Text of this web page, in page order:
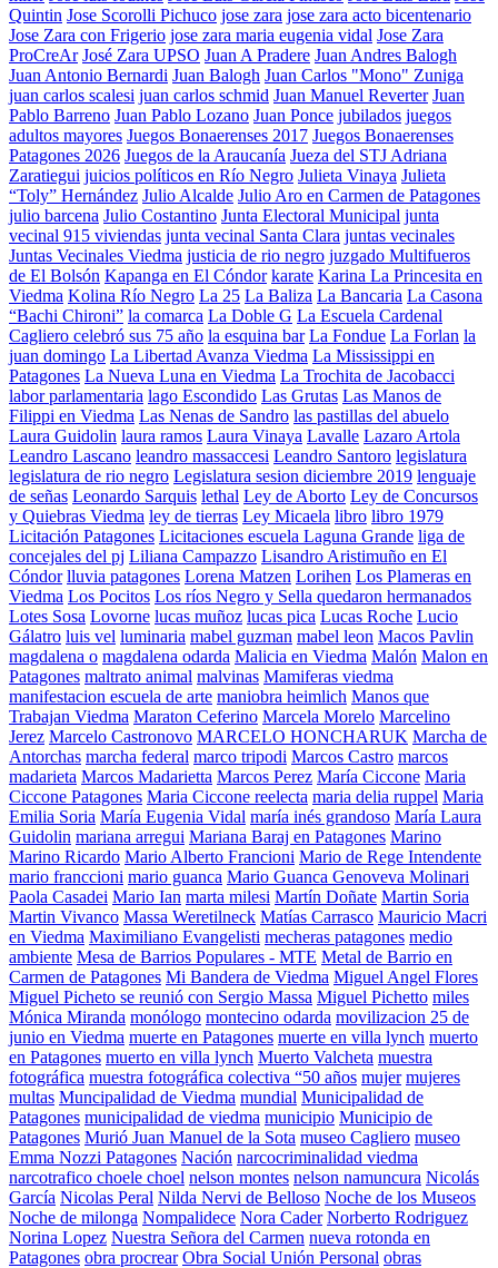
Quintin Jose Scorolli Pichuco jose zara jose zara acto bicentenario
Jose Zara con Frigerio jose zara maria eugenia vidal Jose Zara
ProCreAr José Zara UPSO Juan A Pradere Juan Andres Balogh
Juan Antonio Bernardi Juan Balogh Juan Carlos "Mono" Zuniga
juan carlos scalesi juan carlos schmid Juan Manuel Reverter Juan
Pablo Barreno Juan Pablo Lozano Juan Ponce jubilados juegos
adultos mayores Juegos Bonaerenses 2017 Juegos Bonaerenses
Patagones 2026 Juegos de la Araucanía Jueza del STJ Adriana
Zaratiegui juicios políticos en Río Negro Julieta Vinaya Julieta
“Toly” Hernández Julio Alcalde Julio Aro en Carmen de Patagones
julio barcena Julio Costantino Junta Electoral Municipal junta
vecinal 915 viviendas junta vecinal Santa Clara juntas vecinales
Juntas Vecinales Viedma justicia de rio negro juzgado Multifueros
de El Bolsón Kapanga en El Cóndor karate Karina La Princesita en
Viedma Kolina Río Negro La 25 La Baliza La Bancaria La Casona
“Bachi Chironi” la comarca La Doble G La Escuela Cardenal
Cagliero celebró sus 75 año la esquina bar La Fondue La Forlan la
juan domingo La Libertad Avanza Viedma La Mississippi en
Patagones La Nueva Luna en Viedma La Trochita de Jacobacci
labor parlamentaria lago Escondido Las Grutas Las Manos de
Filippi en Viedma Las Nenas de Sandro las pastillas del abuelo
Laura Guidolin laura ramos Laura Vinaya Lavalle Lazaro Artola
Leandro Lascano leandro massaccesi Leandro Santoro legislatura
legislatura de rio negro Legislatura sesion diciembre 2019 lenguaje
de señas Leonardo Sarquis lethal Ley de Aborto Ley de Concursos
y Quiebras Viedma ley de tierras Ley Micaela libro libro 1979
Licitación Patagones Licitaciones escuela Laguna Grande liga de
concejales del pj Liliana Campazzo Lisandro Aristimuño en El
Cóndor lluvia patagones Lorena Matzen Lorihen Los Plameras en
Viedma Los Pocitos Los ríos Negro y Sella quedaron hermanados
Lotes Sosa Lovorne lucas muñoz lucas pica Lucas Roche Lucio
Gálatro luis vel luminaria mabel guzman mabel leon Macos Pavlin
magdalena o magdalena odarda Malicia en Viedma Malón Malon en
Patagones maltrato animal malvinas Mamiferas viedma
manifestacion escuela de arte maniobra heimlich Manos que
Trabajan Viedma Maraton Ceferino Marcela Morelo Marcelino
Jerez Marcelo Castronovo MARCELO HONCHARUK Marcha de
Antorchas marcha federal marco tripodi Marcos Castro marcos
madarieta Marcos Madarietta Marcos Perez María Ciccone Maria
Ciccone Patagones Maria Ciccone reelecta maria delia ruppel Maria
Emilia Soria María Eugenia Vidal maría inés grandoso María Laura
Guidolin mariana arregui Mariana Baraj en Patagones Marino
Marino Ricardo Mario Alberto Francioni Mario de Rege Intendente
mario franccioni mario guanca Mario Guanca Genoveva Molinari
Paola Casadei Mario Ian marta milesi Martín Doñate Martin Soria
Martin Vivanco Massa Weretilneck Matías Carrasco Mauricio Macri
en Viedma Maximiliano Evangelisti mecheras patagones medio
ambiente Mesa de Barrios Populares - MTE Metal de Barrio en
Carmen de Patagones Mi Bandera de Viedma Miguel Angel Flores
Miguel Picheto se reunió con Sergio Massa Miguel Pichetto miles
Mónica Miranda monólogo montecino odarda movilizacion 25 de
junio en Viedma muerte en Patagones muerte en villa lynch muerto
en Patagones muerto en villa lynch Muerto Valcheta muestra
fotográfica muestra fotográfica colectiva “50 años mujer mujeres
multas Muncipalidad de Viedma mundial Municipalidad de
Patagones municipalidad de viedma municipio Municipio de
Patagones Murió Juan Manuel de la Sota museo Cagliero museo
Emma Nozzi Patagones Nación narcocriminalidad viedma
narcotrafico choele choel nelson montes nelson namuncura Nicolás
García Nicolas Peral Nilda Nervi de Belloso Noche de los Museos
Noche de milonga Nompalidece Nora Cader Norberto Rodriguez
Norina Lopez Nuestra Señora del Carmen nueva rotonda en
Patagones obra procrear Obra Social Unión Personal obras